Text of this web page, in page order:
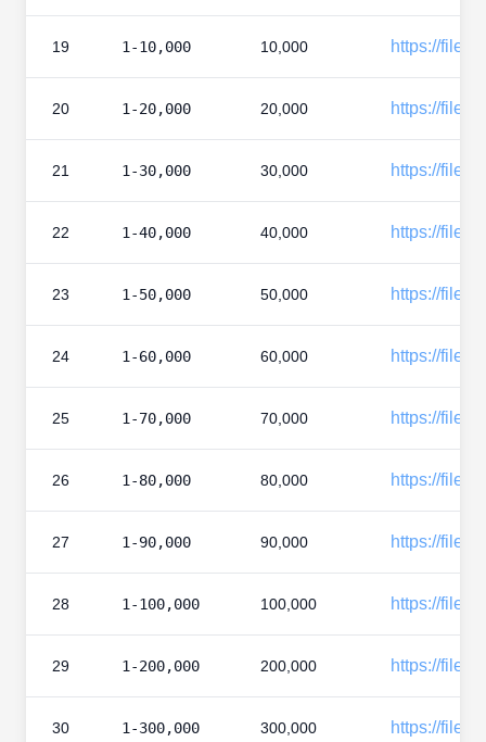
19 1-10,000 10,000 https://
20 1-20,000 20,000 https://
21 1-30,000 30,000 https://
22 1-40,000 40,000 https://
23 1-50,000 50,000 https://
24 1-60,000 60,000 https://
25 1-70,000 70,000 https://
26 1-80,000 80,000 https://
27 1-90,000 90,000 https://
28 1-100,000 100,000 https://
29 1-200,000 200,000 https://
30 1-300,000 300,000 https://